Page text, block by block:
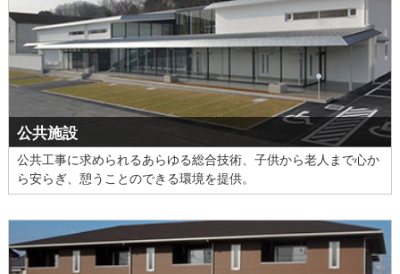
公共施設
公共工事に求められるあらゆる総合技術、子供から老人まで心か
ら安らぎ、憩うことのできる環境を提供。